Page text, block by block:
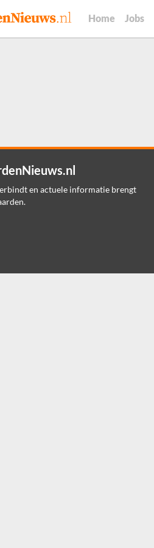
Home Jobs
en actuele informatie brengt